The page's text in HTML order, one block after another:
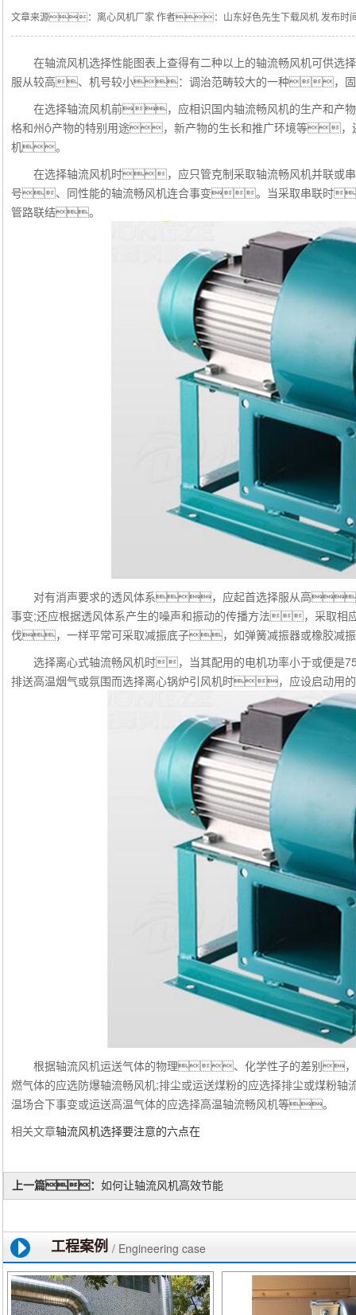
文章来源：离心风机厂家 作者：山东好色先生下载风机 发布
在轴流风机选择性能图表上查得有二种以上的轴流畅风机可供
服从较高、机号较小：调治范畴较大的一种，
在选择轴流风机前，应相识国内轴流畅风机的生产和
格和州产物的特别用途，新产物的生长和推广环境等，
机。
在选择轴流风机时，应只管克制采取轴流畅风机并联
号、同性能的轴流畅风机连合事变。当采取串联时
管路联结。
对有消声要求的透风体系，应起首选择服从高、
事变;还应根据透风体系产生的噪声和振动的传播方法，采取
伐，一样平常可采取减振底子，如弹簧减振器或橡胶减
选择离心式轴流畅风机时，当其配用的电机功率小于或便
排送高温烟气或氛围而选择离心锅炉引风机时，应设启动
根据轴流风机运送气体的物理、化学性子的差别，
燃气体的应选防爆轴流畅风机;排尘或运送煤粉的应选择排尘或煤粉
温场合下事变或运送高温气体的应选择高温轴流畅风机等。
相关文章轴流风机选择要注意的六点在
上一篇： 如何让轴流风机高效节能
工程案例 / Engineering case